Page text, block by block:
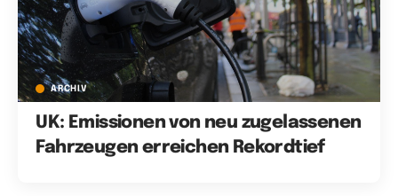
ARCHIV
UK: Emissionen von neu zugelassenen
Fahrzeugen erreichen Rekordtief